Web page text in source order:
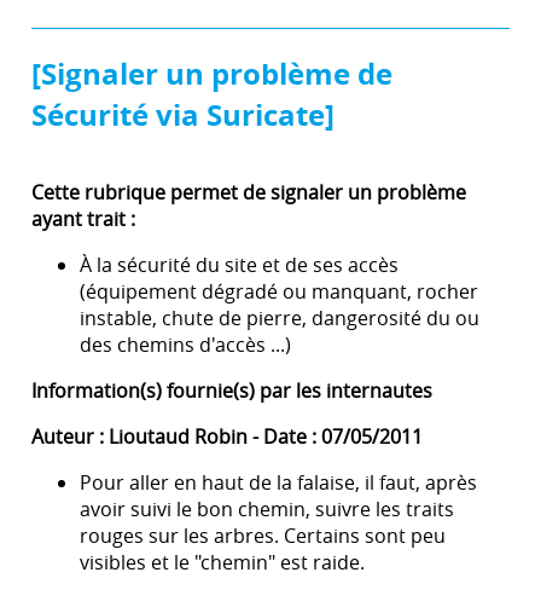
[Signaler un problème de
Sécurité via Suricate]
Cette rubrique permet de signaler un problème
ayant trait :
À la sécurité du site et de ses accès
(équipement dégradé ou manquant, rocher
instable, chute de pierre, dangerosité du ou
des chemins d'accès ...)
Information(s) fournie(s) par les internautes
Auteur : Lioutaud Robin - Date : 07/05/2011
Pour aller en haut de la falaise, il faut, après
avoir suivi le bon chemin, suivre les traits
rouges sur les arbres. Certains sont peu
visibles et le "chemin" est raide.